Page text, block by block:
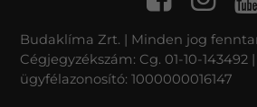
Budaklíma Zrt. | Minden jog
Cégjegyzékszám: Cg. 01-10-143492
ügyfélazonosító: 1000000016147